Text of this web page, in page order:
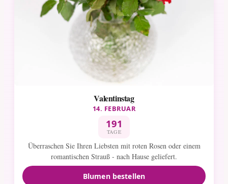
Valentinstag
14. FEBRUAR
191
TAGE
Überraschen Sie Ihren Liebsten mit roten Rosen oder einem
romantischen Strauß - nach Hause geliefert.
Blumen bestellen